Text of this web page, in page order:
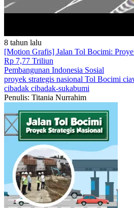
8 tahun lalu
[Motion Grafis] Jalan Tol Bocimi:
Rp 7,77 Triliun
Pembangunan Indonesia Sosial
proyek strategis nasional Tol Bocimi
cibadak cibadak-sukabumi
Penulis: Titania Nurrahim